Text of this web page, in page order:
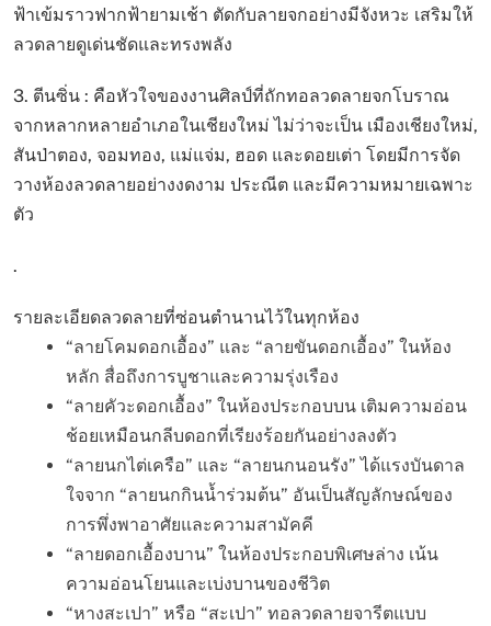
ฟ้าเข้มราวฟากฟ้ายามเช้า ตัดกับลายจกอย่างมีจังหวะ เสริมให้
ลวดลายดูเด่นชัดและทรงพลัง
3. ตีนซิ่น : คือหัวใจของงานศิลป์ที่ถักทอลวดลายจกโบราณ
จากหลากหลายอำเภอในเชียงใหม่ ไม่ว่าจะเป็น เมืองเชียงใหม่,
สันป่าตอง, จอมทอง, แม่แจ่ม, ฮอด และดอยเต่า โดยมีการจัด
วางห้องลวดลายอย่างงดงาม ประณีต และมีความหมายเฉพาะ
ตัว
.
รายละเอียดลวดลายที่ซ่อนตำนานไว้ในทุกห้อง
“ลายโคมดอกเอื้อง” และ “ลายขันดอกเอื้อง” ในห้อง
หลัก สื่อถึงการบูชาและความรุ่งเรือง
“ลายคัวะดอกเอื้อง” ในห้องประกอบบน เติมความอ่อน
ช้อยเหมือนกลีบดอกที่เรียงร้อยกันอย่างลงตัว
“ลายนกไต่เครือ” และ “ลายนกนอนรัง” ได้แรงบันดาล
ใจจาก “ลายนกกินน้ำร่วมต้น” อันเป็นสัญลักษณ์ของ
การพึ่งพาอาศัยและความสามัคคี
“ลายดอกเอื้องบาน” ในห้องประกอบพิเศษล่าง เน้น
ความอ่อนโยนและเบ่งบานของชีวิต
“หางสะเปา” หรือ “สะเปา” ทอลวดลายจารีตแบบ